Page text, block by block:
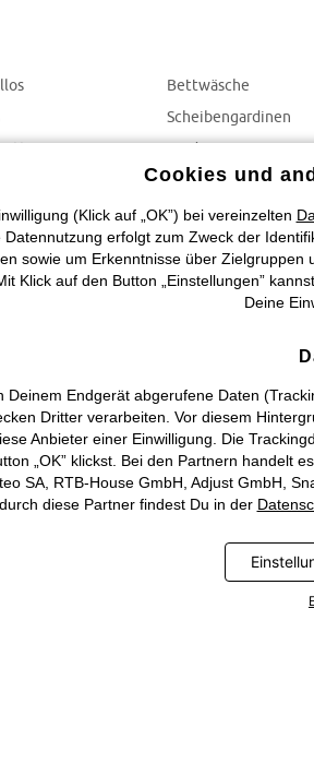
Bettwäsche
Scheibengardinen
Gardinen
Vorhänge
Cookies und
(Klick auf „OK”) bei vereinzelten
erfolgt zum Zweck der
sowie um Erkenntnisse über
Klick auf den Button „Einstellungen”
Deine
Endgerät abgerufene Daten
Dritter verarbeiten. Vor diesem
Anbieter einer Einwilligung. Die
„OK” klickst. Bei den Partnern
SA, RTB-House GmbH, Adjust GmbH,
diese Partner findest Du in der